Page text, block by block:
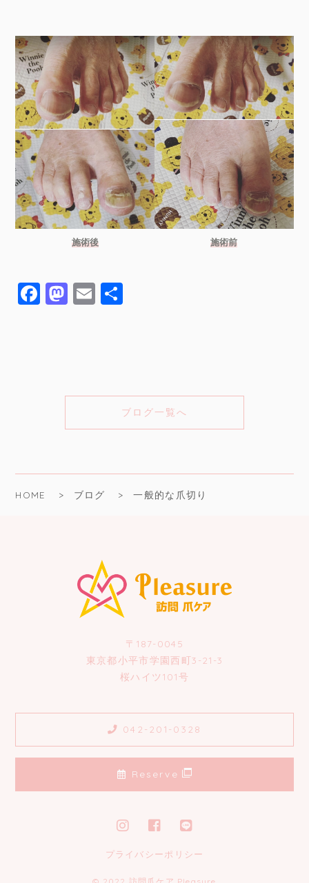
施術後 施術前
ブログ一覧へ
HOME ブログ 一般的な爪切り
〒187-0045
東京都小平市学園西町3-21-3
桜ハイツ101号
042-201-0328
Reserve
プライバシーポリシー